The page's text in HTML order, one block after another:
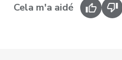
Cela m'a aidé